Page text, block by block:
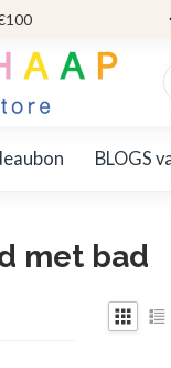
BLOGS
met bad